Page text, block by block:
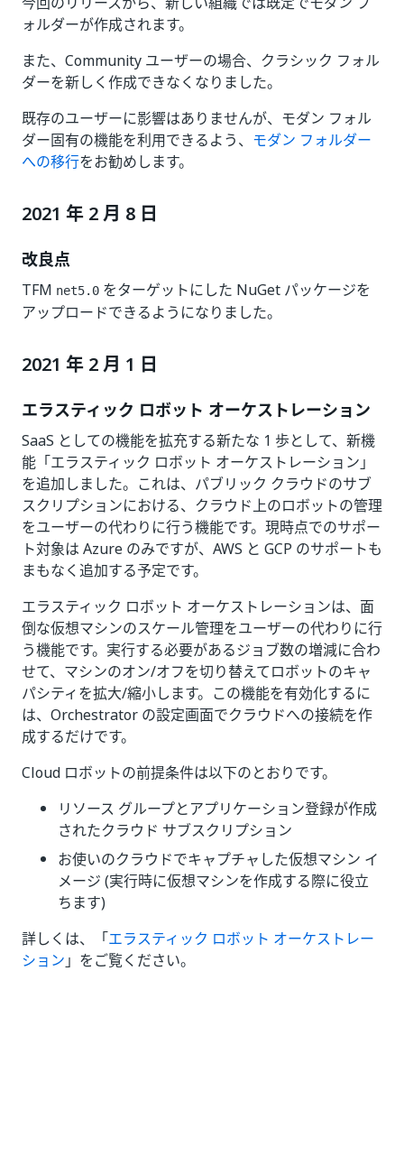
ォルダーが作成されます。
また、Community ユーザーの場合、クラシック フォル
ダーを新しく作成できなくなりました。
既存のユーザーに影響はありませんが、モダン フォル
ダー固有の機能を利用できるよう、 モダン フォルダー
への移行をお勧めします。
2021 年 2 月 8 日
改良点
TFM net5.0 をターゲットにした NuGet パッケージを
アップロードできるようになりました。
2021 年 2 月 1 日
エラスティック ロボット オーケストレーション
SaaS としての機能を拡充する新たな 1 歩として、新機
能「エラスティック ロボット オーケストレーション」
を追加しました。これは、パブリック クラウドのサブ
スクリプションにおける、クラウド上のロボットの管理
をユーザーの代わりに行う機能です。現時点でのサポー
ト対象は Azure のみですが、AWS と GCP のサポートも
まもなく追加する予定です。
エラスティック ロボット オーケストレーションは、面
倒な仮想マシンのスケール管理をユーザーの代わりに行
う機能です。実行する必要があるジョブ数の増減に合わ
せて、マシンのオン/オフを切り替えてロボットのキャ
パシティを拡大/縮小します。この機能を有効化するに
は、Orchestrator の設定画面でクラウドへの接続を作
成するだけです。
Cloud ロボットの前提条件は以下のとおりです。
リソース グループとアプリケーション登録が作成
されたクラウド サブスクリプション
お使いのクラウドでキャプチャした仮想マシン イ
メージ (実行時に仮想マシンを作成する際に役立
ちます)
詳しくは、「エラスティック ロボット オーケストレー
ション 」をご覧ください。